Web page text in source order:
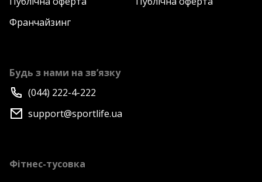
Франчайзинг
Будь з нами на зв’язку
(044) 222-4-222
support@sportlife.ua
Фітнес-тусовка